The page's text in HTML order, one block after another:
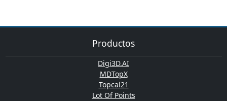
Productos
Digi3D.AI
MDTopX
Topcal21
Lot Of Points